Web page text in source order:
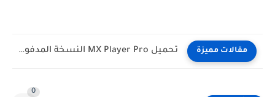
مقالات مميزة تحميل MX Player Pro النسخة المدفوعة اخر اصدار للاندرويد
0